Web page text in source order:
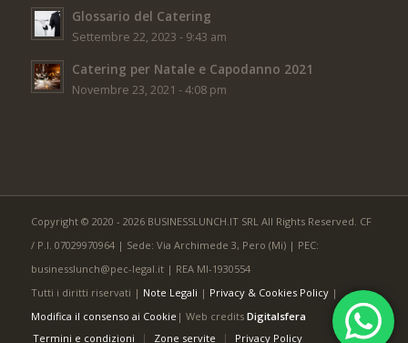
Glossario del Catering
Settembre 22, 2023 - 9:43 am
Catering per Natale e Capodanno 2021
Novembre 23, 2021 - 4:08 pm
Copyright © 2020 - 2026 BUSINESSLUNCH.IT SRL All Rights Reserved. CF
/ P.I. 07029970964 | Sede: Via Archimede 3, Pero (Mi) | PEC:
businesslunch@pec-legal.it | REA MI-1930554
Tutti i diritti riservati | Note Legali | Privacy & Cookies Policy|
Modifica il consenso ai Cookie | Web credits Digitalsfera
Termini e condizioni
Zone servite Privacy Policy